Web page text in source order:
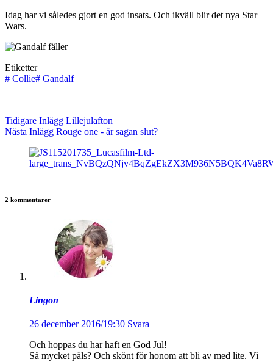
Idag har vi således gjort en god insats. Och ikväll blir det nya Star
Wars.
Etiketter
# Collie# Gandalf
Tidigare Inlägg Lillejulafton
Nästa Inlägg Rouge one - är sagan slut?
2 kommentarer
Lingon
26 december 2016/19:30 Svara
Och hoppas du har haft en God Jul!
Så mycket päls? Och skönt för honom att bli av med lite. Vi